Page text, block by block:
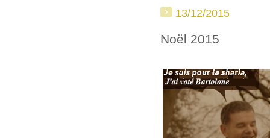
13/12/2015
Noël 2015